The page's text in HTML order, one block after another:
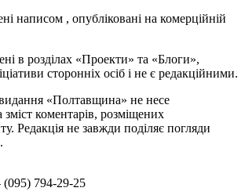
написом , опубліковані на комерційній
в розділах «Проекти» та «Блоги»,
сторонніх осіб і не є редакційними.
видання «Полтавщина» не несе
зміст коментарів, розміщених
Редакція не завжди поділяє погляди
(095) 794-29-25